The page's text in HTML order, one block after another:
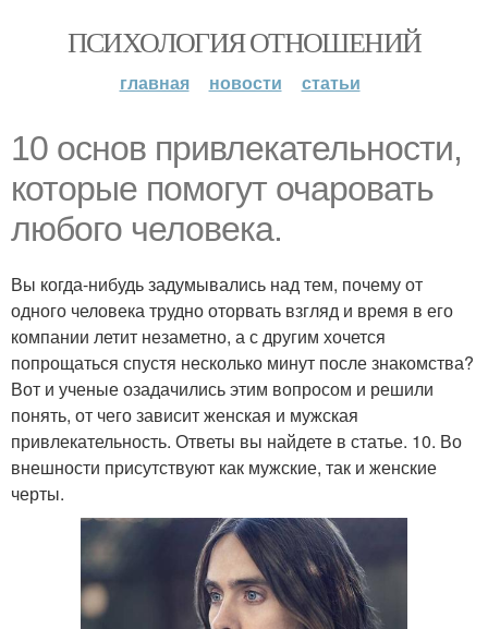
ПСИХОЛОГИЯ ОТНОШЕНИЙ
главная новости статьи
10 основ привлекательности,
которые помогут очаровать
любого человека.
Вы когда-нибудь задумывались над тем, почему от
одного человека трудно оторвать взгляд и время в его
компании летит незаметно, а с другим хочется
попрощаться спустя несколько минут после знакомства?
Вот и ученые озадачились этим вопросом и решили
понять, от чего зависит женская и мужская
привлекательность. Ответы вы найдете в статье. 10. Во
внешности присутствуют как мужские, так и женские
черты.